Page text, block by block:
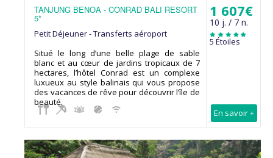
1 607€
10 j. / 7 n.
5 Étoiles
En savoir +
TANJUNG BENOA - CONRAD BALI RESORT
5*
Petit Déjeuner - Transferts aéroport
Situé le long d’une belle plage de sable
blanc et au cœur de jardins tropicaux de 7
hectares, l’hôtel Conrad est un complexe
luxueux au style balinais qui vous propose
des vacances de rêve pour découvrir l’île de
beauté.